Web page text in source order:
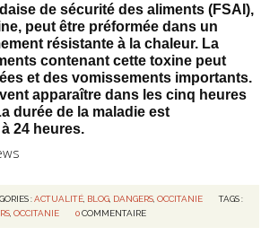
de sécurité des aliments (FSAI),
peut être préformée dans un
résistante à la chaleur. La
contenant cette toxine peut
et des vomissements importants.
apparaître dans les cinq heures
durée de la maladie est
24 heures.
:ACTUALITÉ, BLOG, DANGERS, OCCITANIE
TAGS :
,OCCITANIE 0 COMMENTAIRE